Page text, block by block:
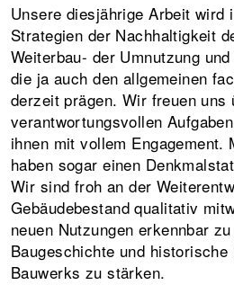
Unsere diesjährige Arbeit wird
Strategien der Nachhaltigkeit
Weiterbau- der Umnutzung
die ja auch den allgemeinen
derzeit prägen. Wir freuen uns
verantwortungsvollen
ihnen mit vollem Engagement.
haben sogar einen
Wir sind froh an der
Gebäudebestand qualitativ
neuen Nutzungen erkennbar
Baugeschichte und historische
Bauwerks zu stärken.